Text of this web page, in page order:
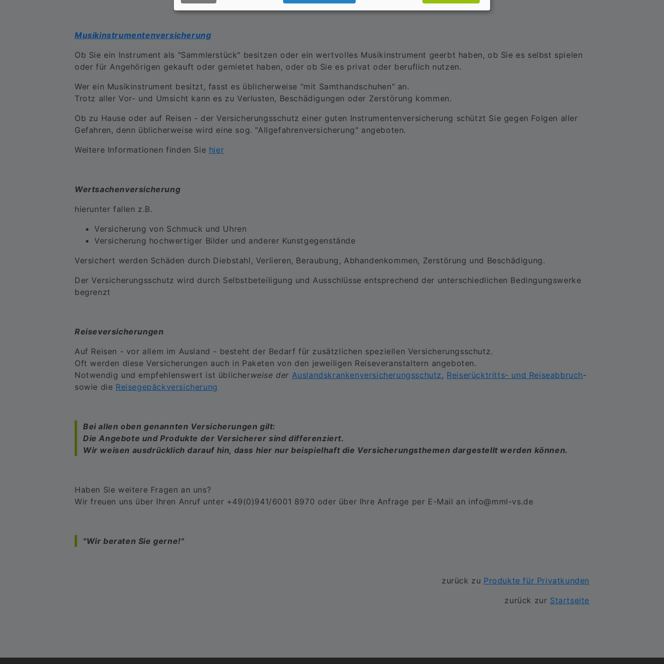
Musikinstrumentenversicherung
Ob Sie ein Instrument als "Sammlerstück" besitzen oder ein wertvolles Musikinstrument geerbt haben, ob Sie es selbst spielen
oder für Angehörigen gekauft oder gemietet haben, oder ob Sie es privat oder beruflich nutzen.
Wer ein Musikinstrument besitzt, fasst es üblicherweise "mit Samthandschuhen" an.
Trotz aller Vor- und Umsicht kann es zu Verlusten, Beschädigungen oder Zerstörung kommen.
Ob zu Hause oder auf Reisen - der Versicherungsschutz einer guten Instrumentenversicherung schützt Sie gegen Folgen aller
Gefahren, denn üblicherweise wird eine sog. "Allgefahrenversicherung" angeboten.
Weitere Informationen finden Sie hier
Wertsachenversicherung
hierunter fallen z.B.
Versicherung von Schmuck und Uhren
Versicherung hochwertiger Bilder und anderer Kunstgegenstände
Versichert werden Schäden durch Diebstahl, Verlieren, Beraubung, Abhandenkommen, Zerstörung und Beschädigung.
Der Versicherungsschutz wird durch Selbstbeteiligung und Ausschlüsse entsprechend der unterschiedlichen Bedingungswerke
begrenzt
Reiseversicherungen
Auf Reisen - vor allem im Ausland - besteht der Bedarf für zusätzlichen speziellen Versicherungsschutz.
Oft werden diese Versicherungen auch in Paketen von den jeweiligen Reiseveranstaltern angeboten.
Notwendig und empfehlenswert ist üblicherweise der Auslandskrankenversicherungsschutz, Reiserücktritts- und Reiseabbruch-
sowie die Reisegepäckversicherung
Bei allen oben genannten Versicherungen gilt:
Die Angebote und Produkte der Versicherer sind differenziert.
Wir weisen ausdrücklich darauf hin, dass hier nur beispielhaft die Versicherungsthemen dargestellt werden können.
Haben Sie weitere Fragen an uns?
Wir freuen uns über Ihren Anruf unter +49(0)941/6001 8970 oder über Ihre Anfrage per E-Mail an info@mml-vs.de
"Wir beraten Sie gerne!"
zurück zu Produkte für Privatkunden
zurück zur Startseite